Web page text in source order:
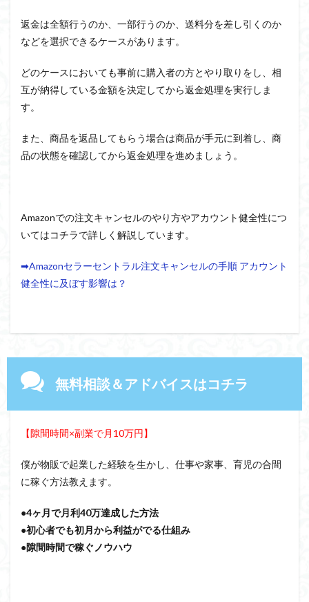
返金は全額行うのか、一部行うのか、送料分を差し引くのか
などを選択できるケースがあります。
どのケースにおいても事前に購入者の方とやり取りをし、相
互が納得している金額を決定してから返金処理を実行しま
す。
また、商品を返品してもらう場合は商品が手元に到着し、商
品の状態を確認してから返金処理を進めましょう。
Amazonでの注文キャンセルのやり方やアカウント健全性につ
いてはコチラで詳しく解説しています。
➡Amazonセラーセントラル注文キャンセルの手順 アカウント
健全性に及ぼす影響は？
無料相談＆アドバイスはコチラ
【隙間時間×副業で月10万円】
僕が物販で起業した経験を生かし、仕事や家事、育児の合間
に稼ぐ方法教えます。
●4ヶ月で月利40万達成した方法
●初心者でも初月から利益がでる仕組み
●隙間時間で稼ぐノウハウ